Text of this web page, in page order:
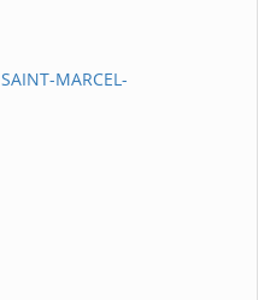
MARCEL-